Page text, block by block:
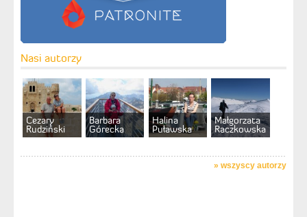
Nasi autorzy
Cezary
Rudziński
Barbara
Górecka
Halina
Puławska
Małgorzata
Raczkowska
» wszyscy autorzy